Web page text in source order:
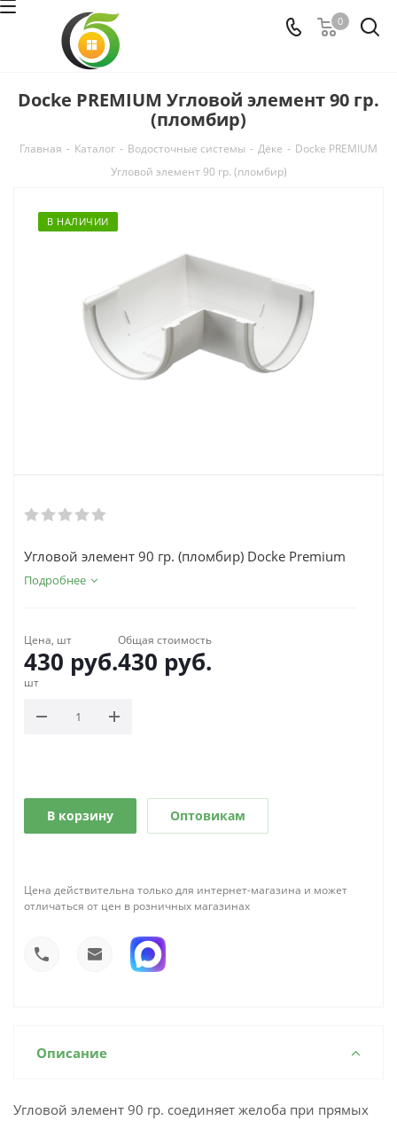
0
Docke PREMIUM Угловой элемент 90 гр.
(пломбир)
Главная - Каталог - Водосточные системы - Дёке - Docke PREMIUM
Угловой элемент 90 гр. (пломбир)
В НАЛИЧИИ
Угловой элемент 90 гр. (пломбир) Docke Premium
Подробнее
Цена, шт
430 руб.
Общая стоимость
430 руб.
шт
В корзину Оптовикам
Цена действительна только для интернет-магазина и может
отличаться от цен в розничных магазинах
Описание
Угловой элемент 90 гр. соединяет желоба при прямых